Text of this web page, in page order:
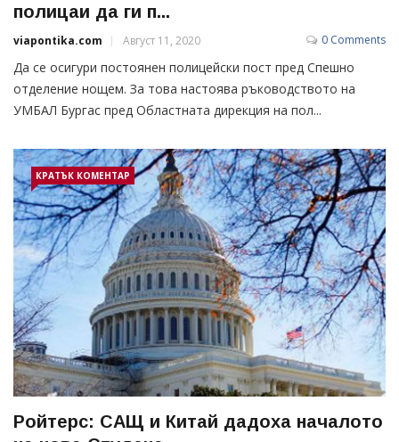
полицаи да ги п...
viapontika.com Август 11, 2020 0 Comments
Да се осигури постоянен полицейски пост пред Спешно
отделение нощем. За това настоява ръководството на
УМБАЛ Бургас пред Областната дирекция на пол...
КРАТЪК КОМЕНТАР
Ройтерс: САЩ и Китай дадоха началото